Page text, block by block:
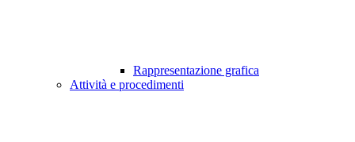
Rappresentazione grafica
Attività e procedimenti